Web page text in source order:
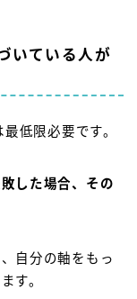
いている人が
低限必要です。
した場合、その
自分の軸をもっ
す。